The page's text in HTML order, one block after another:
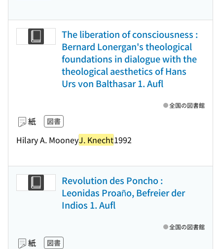
The liberation of consciousness :
Bernard Lonergan's theological
foundations in dialogue with the
theological aesthetics of Hans
Urs von Balthasar 1. Aufl
紙 図書
Hilary A. MooneyJ. Knecht1992
全国の図書館
Revolution des Poncho :
Leonidas Proaño, Befreier der
Indios 1. Aufl
紙 図書
全国の図書館